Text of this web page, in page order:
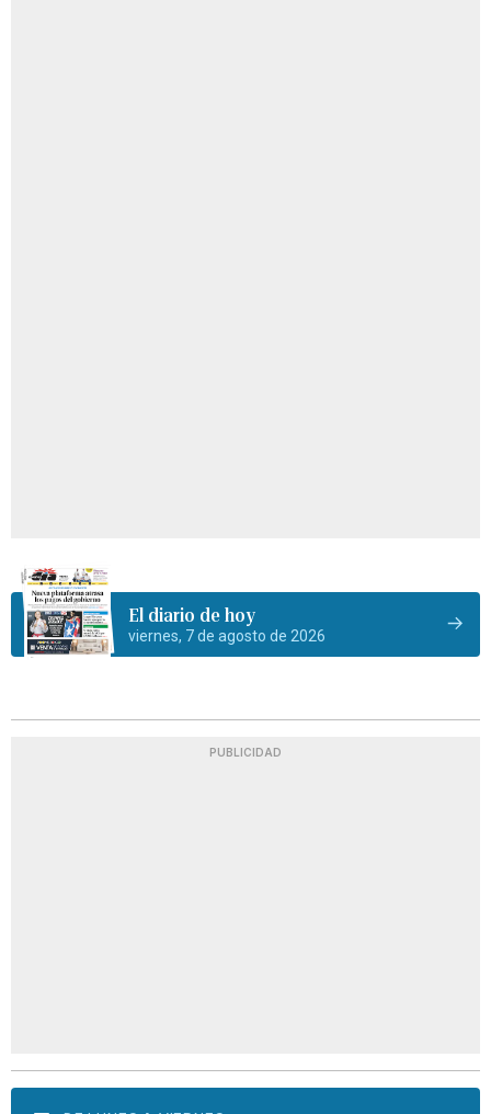
El diario de hoy
viernes, 7 de agosto de 2026
PUBLICIDAD